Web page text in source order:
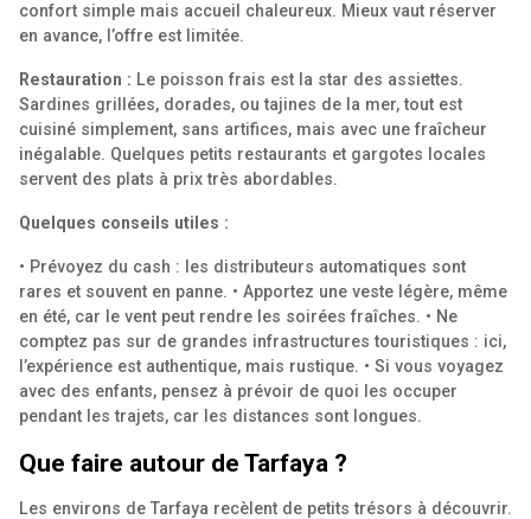
confort simple mais accueil chaleureux. Mieux vaut réserver
en avance, l’offre est limitée.
Restauration : Le poisson frais est la star des assiettes.
Sardines grillées, dorades, ou tajines de la mer, tout est
cuisiné simplement, sans artifices, mais avec une fraîcheur
inégalable. Quelques petits restaurants et gargotes locales
servent des plats à prix très abordables.
Quelques conseils utiles :
• Prévoyez du cash : les distributeurs automatiques sont
rares et souvent en panne. • Apportez une veste légère, même
en été, car le vent peut rendre les soirées fraîches. • Ne
comptez pas sur de grandes infrastructures touristiques : ici,
l’expérience est authentique, mais rustique. • Si vous voyagez
avec des enfants, pensez à prévoir de quoi les occuper
pendant les trajets, car les distances sont longues.
Que faire autour de Tarfaya ?
Les environs de Tarfaya recèlent de petits trésors à découvrir.